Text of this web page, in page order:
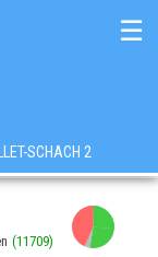
☰
SCHACH 2
(11709)